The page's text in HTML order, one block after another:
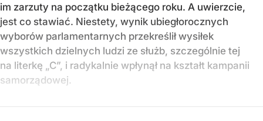
im zarzuty na początku bieżącego roku. A uwierzcie,
jest co stawiać. Niestety, wynik ubiegłorocznych
wyborów parlamentarnych przekreślił wysiłek
wszystkich dzielnych ludzi ze służb, szczególnie tej
na literkę „C”, i radykalnie wpłynął na kształt kampanii
samorządowej.